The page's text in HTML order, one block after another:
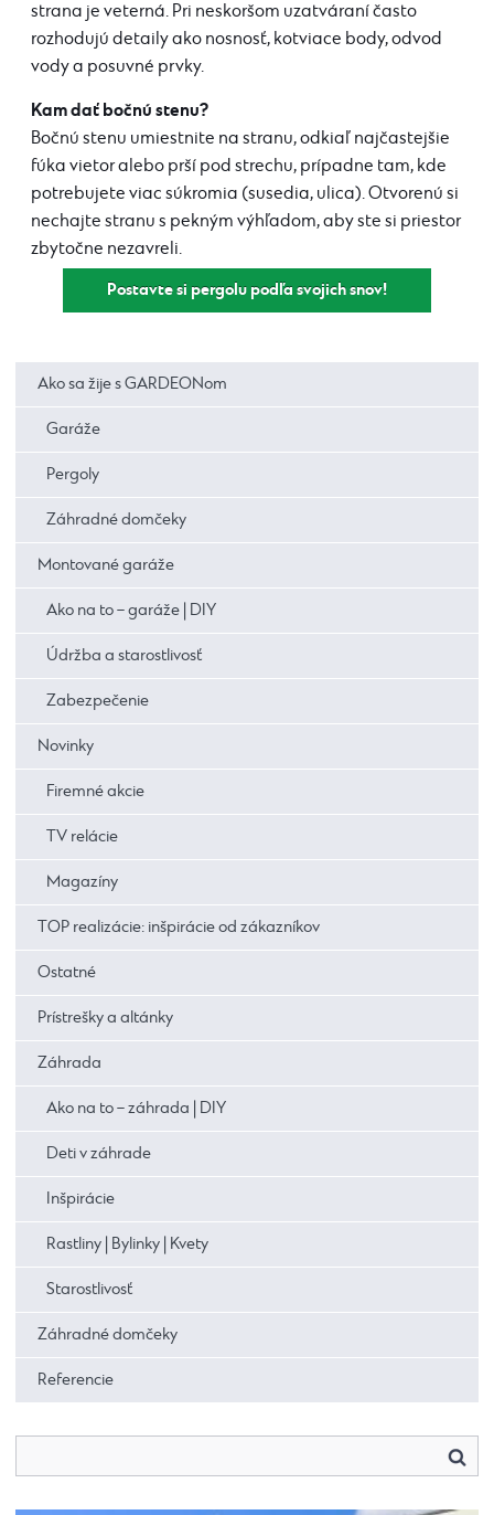
strana je veterná. Pri neskoršom uzatváraní často
rozhodujú detaily ako nosnosť, kotviace body, odvod
vody a posuvné prvky.
Kam dať bočnú stenu?
Bočnú stenu umiestnite na stranu, odkiaľ najčastejšie
fúka vietor alebo prší pod strechu, prípadne tam, kde
potrebujete viac súkromia (susedia, ulica). Otvorenú si
nechajte stranu s pekným výhľadom, aby ste si priestor
zbytočne nezavreli.
Postavte si pergolu podľa svojich snov!
Ako sa žije s GARDEONom
Garáže
Pergoly
Záhradné domčeky
Montované garáže
Ako na to – garáže | DIY
Údržba a starostlivosť
Zabezpečenie
Novinky
Firemné akcie
TV relácie
Magazíny
TOP realizácie: inšpirácie od zákazníkov
Ostatné
Prístrešky a altánky
Záhrada
Ako na to – záhrada | DIY
Deti v záhrade
Inšpirácie
Rastliny | Bylinky | Kvety
Starostlivosť
Záhradné domčeky
Referencie